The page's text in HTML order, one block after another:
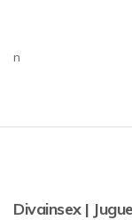
n
Divainsex |